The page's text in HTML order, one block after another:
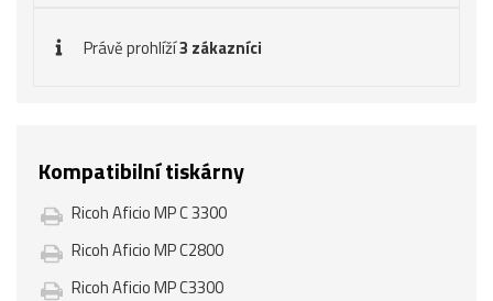
Právě prohlíží3 zákazníci
Kompatibilní tiskárny
Ricoh Aficio MP C 3300
Ricoh Aficio MP C2800
Ricoh Aficio MP C3300